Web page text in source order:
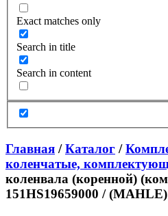
Exact matches only
Search in title
Search in content
Главная /Каталог /
коленчатые,
коленвала (коренной)
151HS19659000 /